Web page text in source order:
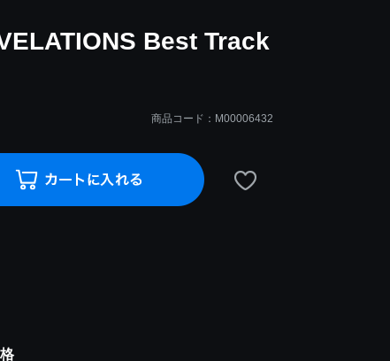
Best Track
商品コード：M00006432